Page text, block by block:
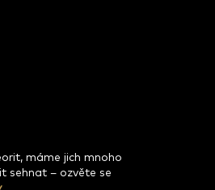
máme jich mnoho
sehnat – ozvěte se